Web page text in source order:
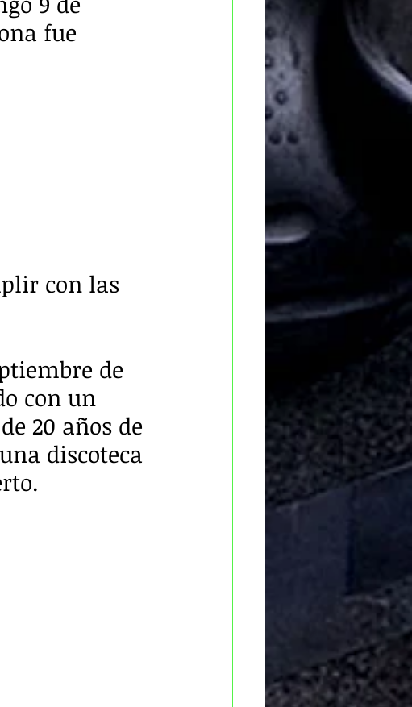
fue
con las
de
con un
20 años de
discoteca